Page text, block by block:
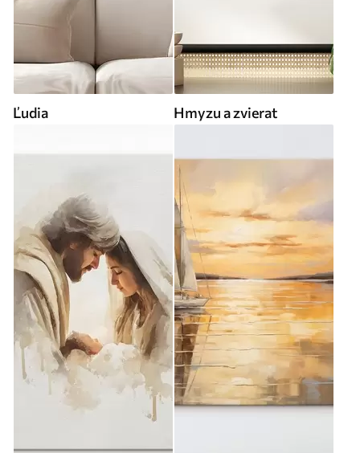
Ľudia Hmyzu a zvierat